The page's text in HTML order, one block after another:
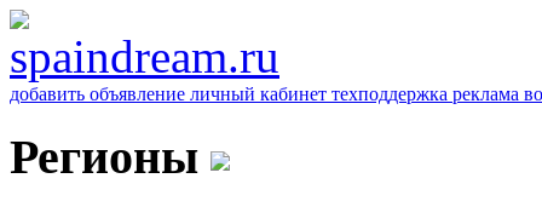
добавить объявление личный кабинет техподдержка реклама
Регионы